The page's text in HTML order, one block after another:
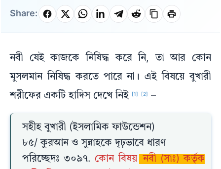
Share:
নবী যেই কাজকে নিষিদ্ধ করে নি, তা আর কোন
মুসলমান নিষিদ্ধ করতে পারে না। এই বিষয়ে বুখারী
শরীফের একটি হাদিস দেখে নিই
[1] [2] –
সহীহ বুখারী (ইসলামিক ফাউন্ডেশন)
৮৫/ কুরআন ও সুন্নাহকে দৃঢ়ভাবে ধারণ
পরিচ্ছেদঃ ৩০৯৭. কোন বিষয় নবী (সাঃ) কর্তৃক